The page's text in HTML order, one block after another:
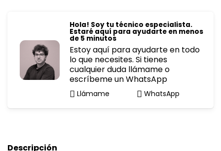
Hola! Soy tu técnico especialista.
Estaré aquí para ayudarte en menos
de 5 minutos
Estoy aquí para ayudarte en todo
lo que necesites. Si tienes
cualquier duda llámame o
escríbeme un WhatsApp
Llámame WhatsApp
Descripción